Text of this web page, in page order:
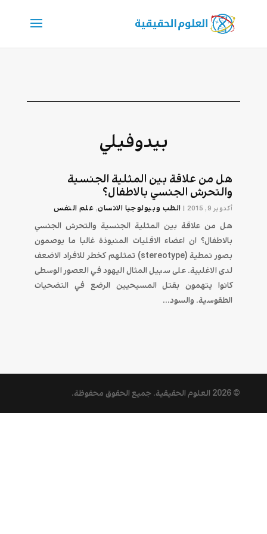
بيدوفيلي
هل من علاقة بين المثلية الجنسية
والتحرش الجنسي بالاطفال؟
أكتوبر 9, 2015 | الطب وبيولوجيا الانسان, علم النفس
هل من علاقة بين المثلية الجنسية والتحرش الجنسي
بالاطفال؟ ان اعضاء الاقليات المنبوذة غالبا ما يوصمون
بصور نمطية (stereotype) تمثلهم كخطر للافراد الاضعف
لدى الاغلبية. على سبيل المثال اليهود في العصور الوسطى
كانوا يتهمون بقتل المسيحيين الرضع في التضحيات
الطقوسية. والسود...
© 2026 العلوم الحقيقية. جميع الحقوق محفوظة.